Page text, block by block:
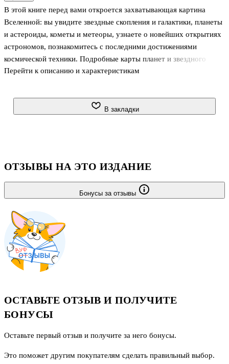
В этой книге перед вами откроется захватывающая картина
Вселенной: вы увидите звездные скопления и галактики, планеты
и астероиды, кометы и метеоры, узнаете о новейших открытиях
астрономов, познакомитесь с последними достижениями
космической техники. Подробные карты планет и звездного
неба.
•Терминологический словарь и алфавитный указатель.
Перейти к описанию и характеристикам
В закладки
ОТЗЫВЫ НА ЭТО ИЗДАНИЕ
Бонусы за отзывы
ОСТАВЬТЕ ОТЗЫВ И ПОЛУЧИТЕ
БОНУСЫ
Оставьте первый отзыв и получите за него бонусы.
Это поможет другим покупателям сделать правильный выбор.